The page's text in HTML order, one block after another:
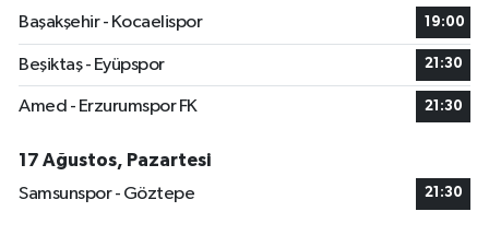
Başakşehir - Kocaelispor
19:00
Beşiktaş - Eyüpspor 21:30
Amed - Erzurumspor FK 21:30
17 Ağustos, Pazartesi
Samsunspor - Göztepe
21:30